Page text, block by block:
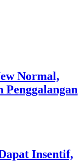
Normal,
Penggalangan
Insentif,